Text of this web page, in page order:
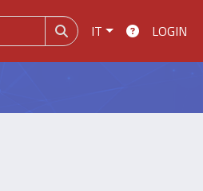
IT LOGIN